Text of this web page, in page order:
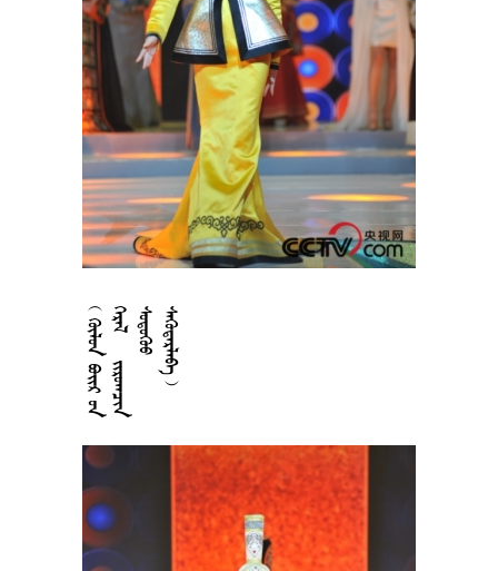










































 